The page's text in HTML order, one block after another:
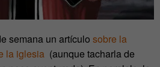
semana un artículo sobre la
la iglesia (aunque tacharla de